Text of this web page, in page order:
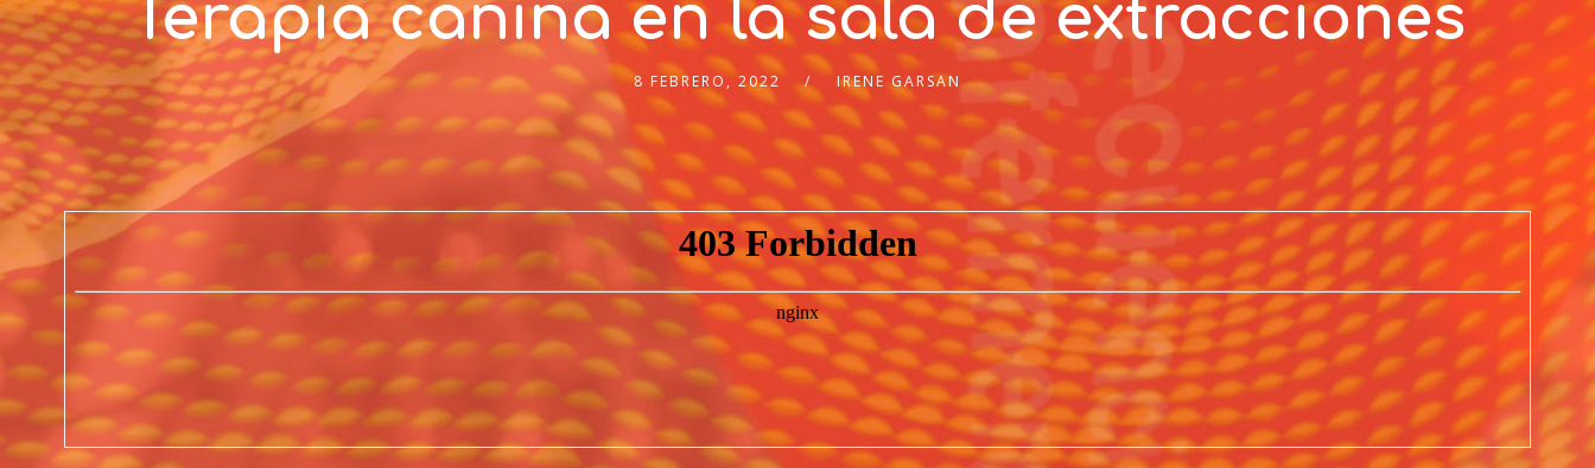
Terapia canina en la sala de extracciones
8 FEBRERO, 2022 IRENE GARSAN